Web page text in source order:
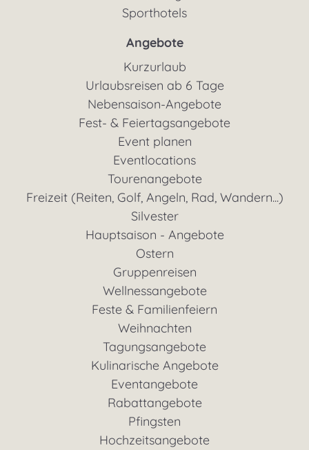
Sporthotels
Angebote
Kurzurlaub
Urlaubsreisen ab 6 Tage
Nebensaison-Angebote
Fest- & Feiertagsangebote
Event planen
Eventlocations
Tourenangebote
Freizeit (Reiten, Golf, Angeln, Rad, Wandern...)
Silvester
Hauptsaison - Angebote
Ostern
Gruppenreisen
Wellnessangebote
Feste & Familienfeiern
Weihnachten
Tagungsangebote
Kulinarische Angebote
Eventangebote
Rabattangebote
Pfingsten
Hochzeitsangebote